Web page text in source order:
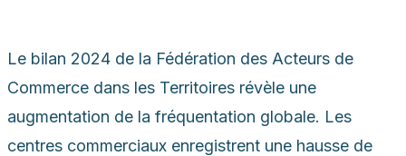
Le bilan 2024 de la Fédération des Acteurs de
Commerce dans les Territoires révèle une
augmentation de la fréquentation globale. Les
centres commerciaux enregistrent une hausse de